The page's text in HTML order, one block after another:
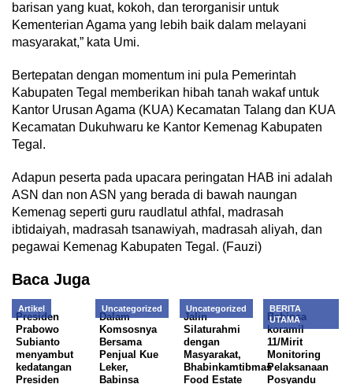
barisan yang kuat, kokoh, dan terorganisir untuk
Kementerian Agama yang lebih baik dalam melayani
masyarakat,” kata Umi.
Bertepatan dengan momentum ini pula Pemerintah
Kabupaten Tegal memberikan hibah tanah wakaf untuk
Kantor Urusan Agama (KUA) Kecamatan Talang dan KUA
Kecamatan Dukuhwaru ke Kantor Kemenag Kabupaten
Tegal.
Adapun peserta pada upacara peringatan HAB ini adalah
ASN dan non ASN yang berada di bawah naungan
Kemenag seperti guru raudlatul athfal, madrasah
ibtidaiyah, madrasah tsanawiyah, madrasah aliyah, dan
pegawai Kemenag Kabupaten Tegal. (Fauzi)
Baca Juga
Artikel
Presiden
Prabowo
Subianto
menyambut
kedatangan
Presiden
Uncategorized
Dalam
Komsosnya
Bersama
Penjual Kue
Leker,
Babinsa
Uncategorized
Jalin
Silaturahmi
dengan
Masyarakat,
Bhabinkamtibmas
Food Estate
BERITA
UTAMA
Babinsa
koramil
11/Mirit
Monitoring
Pelaksanaan
Posyandu